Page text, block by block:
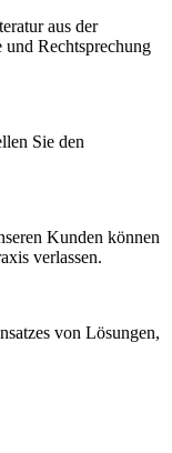
aus der
Rechtsprechung
Sie den
Kunden können
verlassen.
von Lösungen,